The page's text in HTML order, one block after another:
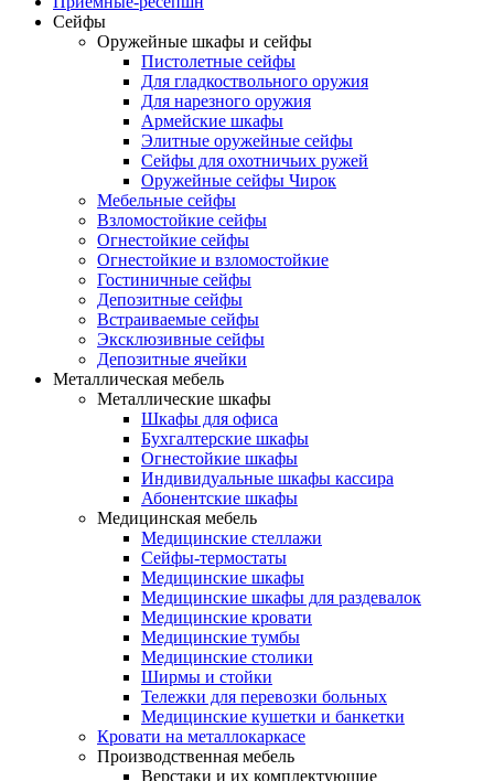
Сейфы
Оружейные шкафы и сейфы
Пистолетные сейфы
Для гладкоствольного оружия
Для нарезного оружия
Армейские шкафы
Элитные оружейные сейфы
Сейфы для охотничьих ружей
Оружейные сейфы Чирок
Мебельные сейфы
Взломостойкие сейфы
Огнестойкие сейфы
Огнестойкие и взломостойкие
Гостиничные сейфы
Депозитные сейфы
Встраиваемые сейфы
Эксклюзивные сейфы
Депозитные ячейки
Металлическая мебель
Металлические шкафы
Шкафы для офиса
Бухгалтерские шкафы
Огнестойкие шкафы
Индивидуальные шкафы кассира
Абонентские шкафы
Медицинская мебель
Медицинские стеллажи
Сейфы-термостаты
Медицинские шкафы
Медицинские шкафы для раздевалок
Медицинские кровати
Медицинские тумбы
Медицинские столики
Ширмы и стойки
Тележки для перевозки больных
Медицинские кушетки и банкетки
Кровати на металлокаркасе
Производственная мебель
Верстаки и их комплектующие